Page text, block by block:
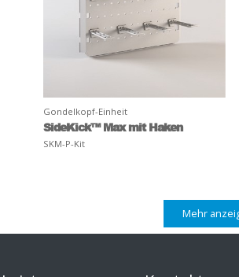
Gondelkopf-Einheit
SideKick™ Max mit Haken
SKM-P-Kit
Mehr